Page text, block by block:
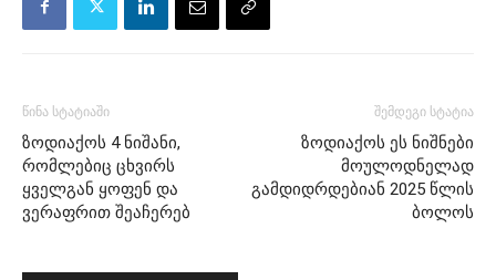
წინა სტატიაში
ზოდიაქოს 4 ნიშანი,
რომლებიც ცხვირს
ყველგან ყოფენ და
ვერაფრით შეაჩერებ
შემდეგი სტატია
ზოდიაქოს ეს ნიშნები
მოულოდნელად
გამდიდრდებიან 2025 წლის
ბოლოს